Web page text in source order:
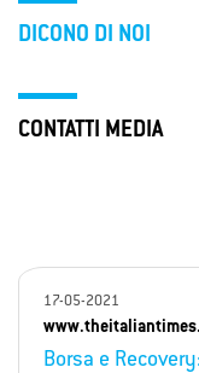
DICONO DI NOI
CONTATTI MEDIA
17-05-2021
Borsa e